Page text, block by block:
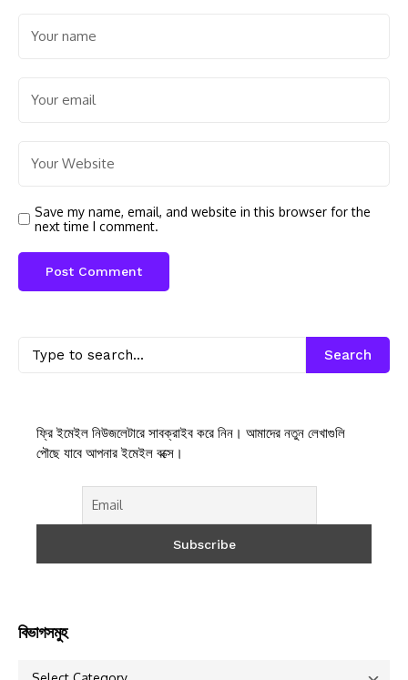
Save my name, email, and website in this browser for the
next time I comment.
Search
ফ্রি ইমেইল নিউজলেটারে সাবক্রাইব করে নিন। আমাদের নতুন লেখাগুলি
পৌছে যাবে আপনার ইমেইল বক্সে।
বিভাগসমুহ